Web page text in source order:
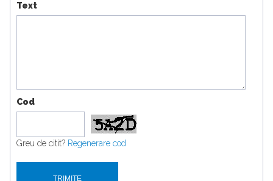
Text
Cod
Greu de citit? Regenerare cod